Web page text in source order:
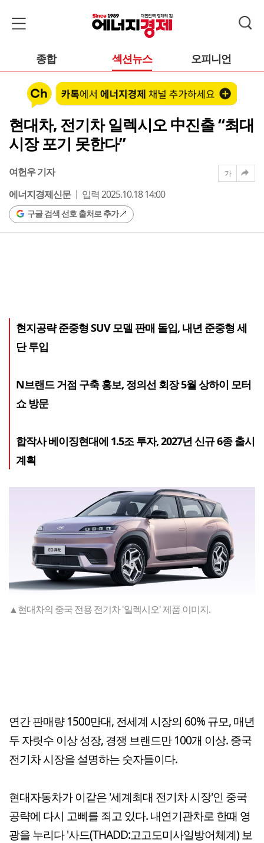
종합 섹션뉴스 오피니언
현대차, 전기차 일렉시오 中진출 “최대
시장 포기 못한다”
여헌우 기자
에너지경제신문
입력 2025.10.18 14:00
구글 검색 선호 출처로 추가
가
현지공략 준중형 SUV 모델 판매 돌입, 내년 준중형 세
단 투입
N브랜드 거점 구축 홍보, 정의선 회장 5월 상하이 모터
쇼 방문
합작사 베이징현대에 1.5조 투자, 2027년 신규 6종 출시
계획
▲현대차의 중국 전용 전기차 '일렉시오' 제품 이미지.
연간 판매량 1500만대, 전세계 시장의 60% 규모, 매년
두 자릿수 이상 성장, 경쟁 브랜드만 100개 이상. 중국
전기차 시장을 설명하는 숫자들이다.
현대자동차가 이같은 '세계최대 전기차 시장'인 중국
공략에 다시 고삐를 죄고 있다. 내연기관차로 한때 영
광을 누리다 '사드(THADD:고고도미사일방어체계) 보